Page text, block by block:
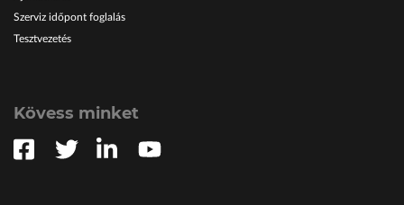
Szerviz időpont foglalás
Tesztvezetés
Kövess minket